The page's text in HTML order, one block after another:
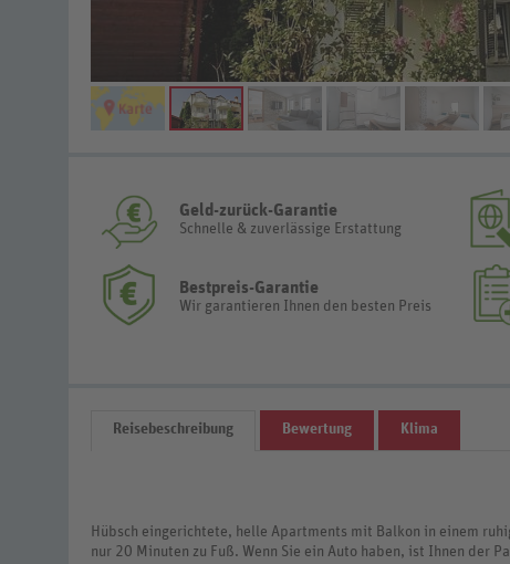
Geld-zurück-Garantie
Schnelle & zuverlässige Erstattung
Bestpreis-Garantie
Wir garantieren Ihnen den besten Preis
Reisebeschreibung Bewertung Klima
Hübsch eingerichtete, helle Apartments mit Balkon in einem
nur 20 Minuten zu Fuß. Wenn Sie ein Auto haben, ist Ihnen der